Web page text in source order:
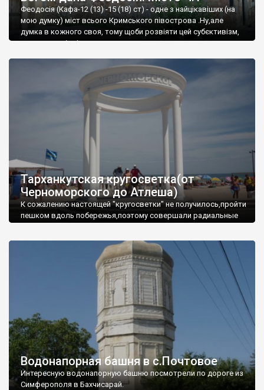
Феодосія (Кафа-12 (13) -15 (18) ст) - одне з найцікавіших (на
мою думку) міст всього Кримського півострова .Ну,але
думка в кожного своя, тому щоби розвіяти цей субєктивізм,
запрошую відвідати це
Тарханкутская кругосветка(от
Черноморского до Атлеша)
К сожалению настоящей "кругосветки" не получилось,пройти
пешком вдоль побережья,поэтому совершали радиальные
Водонапорная башня в с.Почтовое
Интересную водонапорную башню посмотрели по дороге из
Симферополя в Бахчисарай.